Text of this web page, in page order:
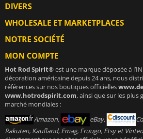
DIVERS
WHOLESALE ET MARKETPLACES
NOTRE SOCIÉTÉ
MON COMPTE
Hot Rod Spirit®est une marque déposée à
décoration américaine depuis 24 ans, nous
références sur nos boutiques officielles
www.hotrodspirit.com, ainsi que sur les plus
marché mondiales :
Amazon,
eBay,
Rakuten, Kaufland, Emag, Fruugo, Etsy et Vinted